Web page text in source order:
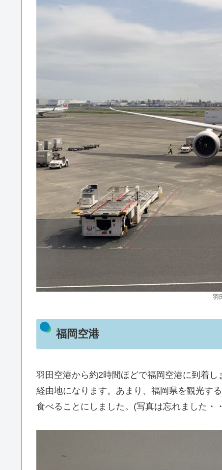
羽
福岡空港
羽田空港から約2時間ほどで福岡空港に到着し
経由地になります。あまり、福岡県を観光す
食べることにしました。(写真は忘れました・